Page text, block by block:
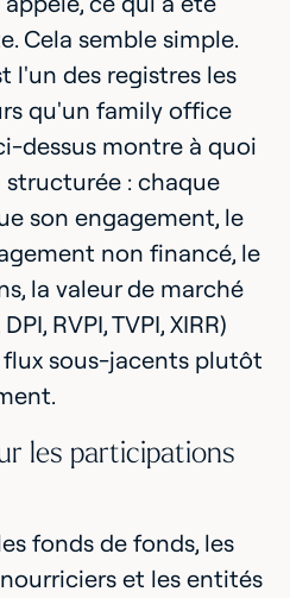
Cela semble simple.
l'un des registres les
qu'un family office
dessus montre à quoi
structurée : chaque
son engagement, le
non financé, le
la valeur de marché
RVPI, TVPI, XIRR)
sous-jacents plutôt
les participations
fonds de fonds, les
et les entités